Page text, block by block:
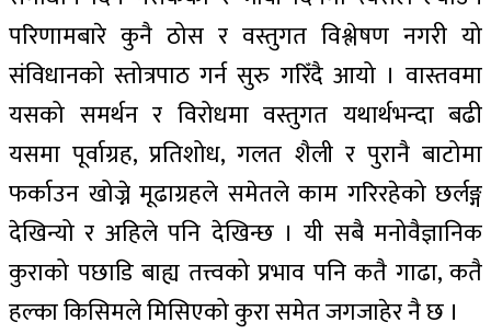
परिणामबारे कुनै ठोस र वस्तुगत विश्लेषण नगरी यो
संविधानको स्तोत्रपाठ गर्न सुरु गरिँदै आयो । वास्तवमा
यसको समर्थन र विरोधमा वस्तुगत यथार्थभन्दा बढी
यसमा पूर्वाग्रह, प्रतिशोध, गलत शैली र पुरानै बाटोमा
फर्काउन खोज्ने मूढाग्रहले समेतले काम गरिरहेको छर्लङ्ग
देखिन्यो र अहिले पनि देखिन्छ । यी सबै मनोवैज्ञानिक
कुराको पछाडि बाह्य तत्त्वको प्रभाव पनि कतै गाढा, कतै
हल्का किसिमले मिसिएको कुरा समेत जगजाहेर नै छ ।